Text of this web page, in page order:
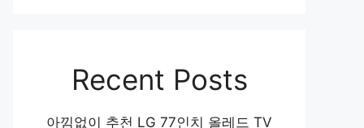
Recent Posts
아낌없이 추천 LG 77인치 올레드 TV